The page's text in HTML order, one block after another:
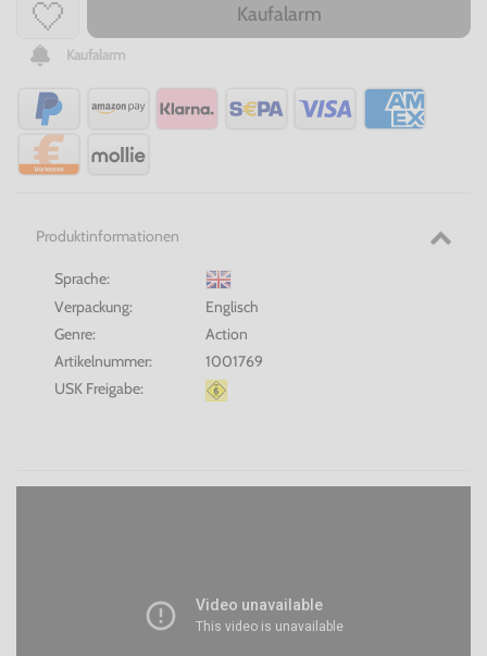
Kaufalarm
Kaufalarm
Produktinformationen
Sprache:
Verpackung:
Englisch
Genre:
Action
Artikelnummer:
1001769
USK Freigabe: